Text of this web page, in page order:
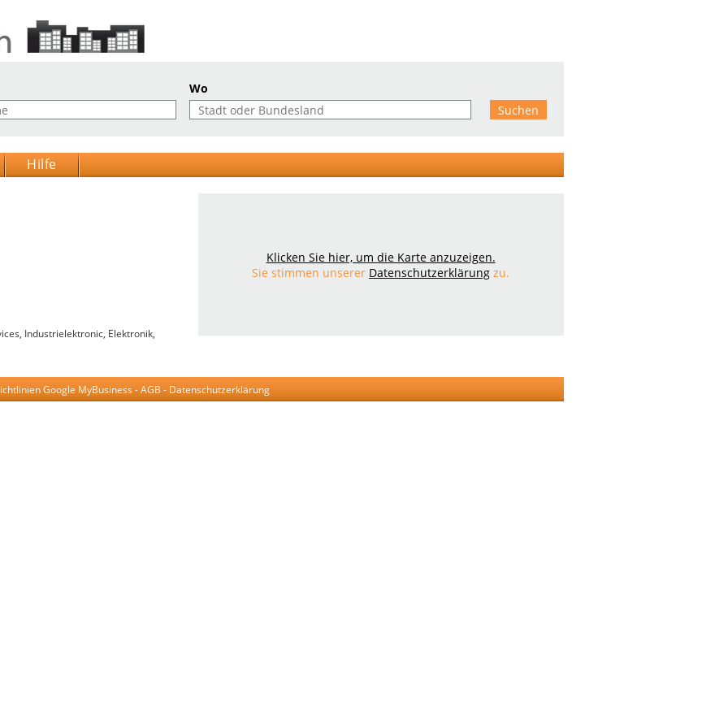
Wo
Hilfe
Industrielektronic, Elektronik,
Klicken Sie hier, um die Karte anzuzeigen.
Sie stimmen unserer Datenschutzerklärung zu.
Google MyBusiness -AGB - Datenschutzerklärung